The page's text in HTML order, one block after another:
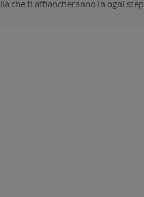
che ti affiancheranno in ogni step